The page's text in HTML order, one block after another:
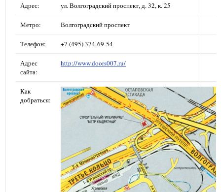
Адрес: ул. Волгоградский проспект, д. 32, к. 25
Метро: Волгоградский проспект
Телефон: +7 (495) 374-69-54
Адрес
сайта:
http://www.doors007.ru/
Как
добраться: